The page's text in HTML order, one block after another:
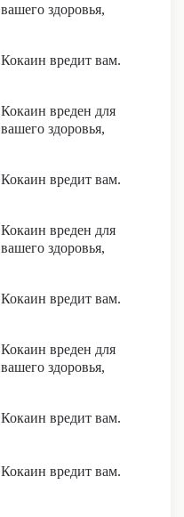
вашего здоровья,
Кокаин вредит вам.
Кокаин вреден для
вашего здоровья,
Кокаин вредит вам.
Кокаин вреден для
вашего здоровья,
Кокаин вредит вам.
Кокаин вреден для
вашего здоровья,
Кокаин вредит вам.
Кокаин вредит вам.